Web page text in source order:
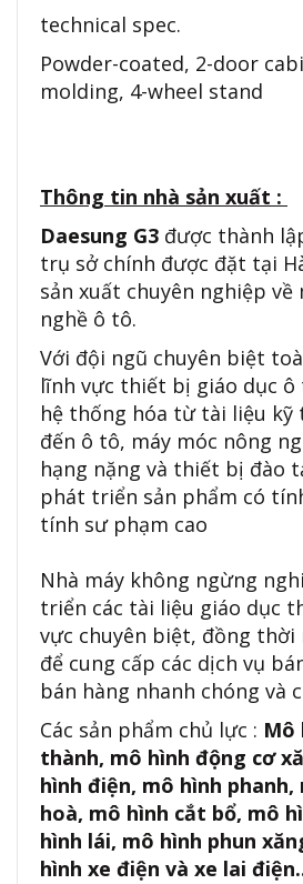
technical spec.
Powder-coated, 2-door
molding, 4-wheel stand
Thông tin nhà sản xuất :
Daesung G3 được thành
trụ sở chính được đặt tại
sản xuất chuyên nghiệp về
nghề ô tô.
Với đội ngũ chuyên biệt
lĩnh vực thiết bị giáo dục ô
hệ thống hóa từ tài liệu kỹ
đến ô tô, máy móc nông
hạng nặng và thiết bị đào
phát triển sản phẩm có
tính sư phạm cao
Nhà máy không ngừng
triển các tài liệu giáo dục
vực chuyên biệt, đồng
để cung cấp các dịch vụ
bán hàng nhanh chóng và
Các sản phẩm chủ lực : Mô
thành, mô hình động cơ
hình điện, mô hình phanh,
hoà, mô hình cắt bổ, mô
hình lái, mô hình phun
hình xe điện và xe lai